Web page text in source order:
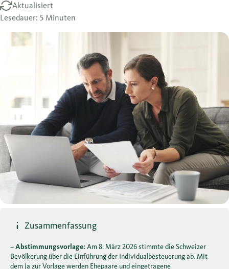
Aktualisiert
Lesedauer: 5 Minuten
Zusammenfassung
–Abstimmungsvorlage: Am 8. März 2026 stimmte die Schweizer
Bevölkerung über die Einführung der Individualbesteuerung ab. Mit
dem Ja zur Vorlage werden Ehepaare und eingetragene